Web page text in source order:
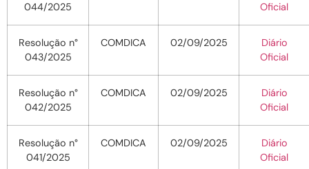
044/2025
Oficial
Resolução n°
043/2025
COMDICA 02/09/2025
Diário
Oficial
Resolução n°
042/2025
COMDICA 02/09/2025
Diário
Oficial
Resolução n°
041/2025
COMDICA 02/09/2025
Diário
Oficial